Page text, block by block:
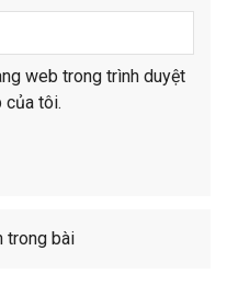
web trong trình duyệt
của tôi.
trong bài